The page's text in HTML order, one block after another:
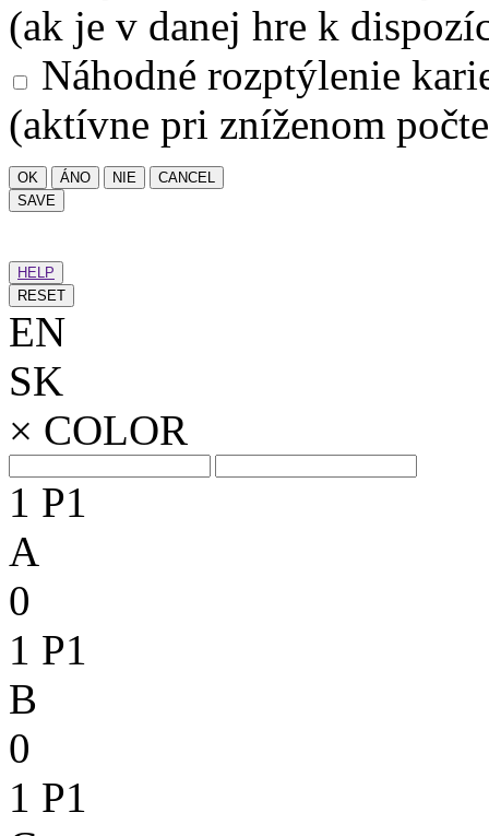
(ak je v danej hre k
Náhodné rozptýlenie
(aktívne pri zníženom
OK ÁNO NIE
CANCEL
SAVE
HELP
RESET
EN
SK
× COLOR
1 P1
A
0
1 P1
B
0
1 P1